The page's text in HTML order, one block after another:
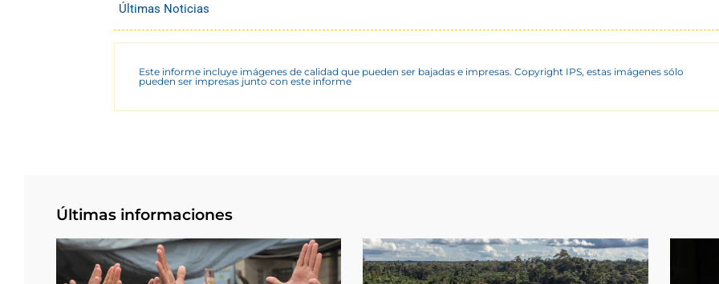
Últimas Noticias
Este informe incluye imágenes de calidad que pueden ser bajadas e impresas. Copyright IPS, estas imágenes sólo
pueden ser impresas junto con este informe
Últimas informaciones